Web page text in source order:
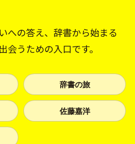
への答え、辞書から始まる
会うための入口です。
辞書の旅
佐藤嘉洋